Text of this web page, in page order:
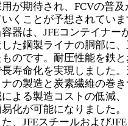
が期待され、FCVの普
いくことが予想されてい
容器は、JFEコンテイナー
た鋼製ライナの胴部に
ものです。耐圧性能を鉄
長寿命化を実現しました
ナの製造と炭素繊維の巻
よる製造コストの低減
化が可能になりました。
た、JFEスチールおよび